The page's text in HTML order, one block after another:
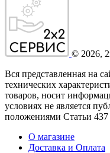
© 2026,
Вся представленная на
технических
товаров, носит
условиях не является
положениями Статьи 437
О магазине
Доставка и Оплата